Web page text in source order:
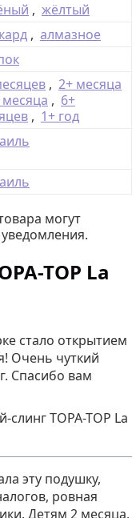
, жёлтый
, алмазное
, 2+ месяца
месяца , 6+
, 1+ год
могут
TOP La
стало открытием
Очень чуткий
Спасибо вам
слинг TOPA-TOP La
эту подушку,
ровная
Детям 2 месяца,